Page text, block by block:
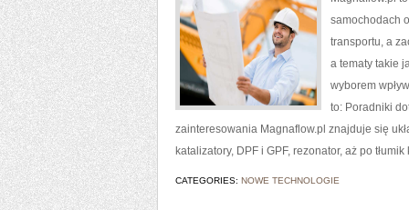
samochodach
transportu, a
a tematy takie
wyborem
to: Poradniki
zainteresowania Magnaflow.pl znajduje się
katalizatory, DPF i GPF, rezonator, aż po
CATEGORIES: NOWE TECHNOLOGIE